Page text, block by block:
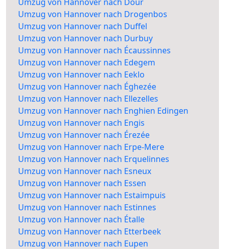
Umzug von Hannover nach Drogenbos
Umzug von Hannover nach Duffel
Umzug von Hannover nach Durbuy
Umzug von Hannover nach Écaussinnes
Umzug von Hannover nach Edegem
Umzug von Hannover nach Eeklo
Umzug von Hannover nach Éghezée
Umzug von Hannover nach Ellezelles
Umzug von Hannover nach Enghien Edingen
Umzug von Hannover nach Engis
Umzug von Hannover nach Érezée
Umzug von Hannover nach Erpe-Mere
Umzug von Hannover nach Erquelinnes
Umzug von Hannover nach Esneux
Umzug von Hannover nach Essen
Umzug von Hannover nach Estaimpuis
Umzug von Hannover nach Estinnes
Umzug von Hannover nach Étalle
Umzug von Hannover nach Etterbeek
Umzug von Hannover nach Eupen